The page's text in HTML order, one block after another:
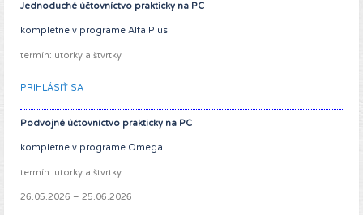
Jednoduché účtovníctvo prakticky na PC
kompletne v programe Alfa Plus
termín: utorky a štvrtky
PRIHLÁSIŤ SA
Podvojné účtovníctvo prakticky na PC
kompletne v programe Omega
termín: utorky a štvrtky
26.05.2026 – 25.06.2026